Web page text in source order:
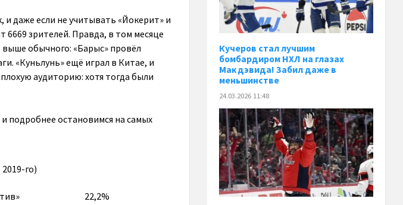
и даже если не учитывать «Йокерит» и
зрителей. Правда, в том месяце
обычного: «Барыс» провёл
«Куньлунь» ещё играл в Китае, и
аудиторию: хотя тогда были
подробнее остановимся на самых
го)
22,2%
Кучеров стал лучшим
бомбардиром НХЛ на глазах
Макдэвида! Забил даже в
меньшинстве
24.03.2026 11:48